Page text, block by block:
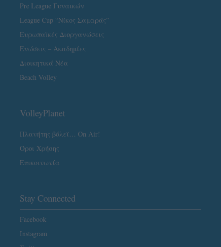
Pre League Γυναικών
League Cup “Νίκος Σαμαράς”
Ευρωπαϊκές Διοργανώσεις
Ενώσεις – Ακαδημίες
Διοικητικά Νέα
Beach Volley
VolleyPlanet
Πλανήτης βόλεϊ… On Air!
Όροι Χρήσης
Επικοινωνία
Stay Connected
Facebook
Instagram